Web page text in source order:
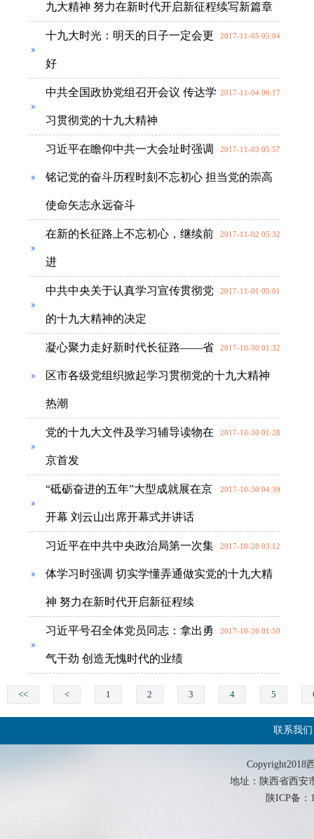
九大精神 努力在新时代开启新征程续写新篇章
2017-11-05 05:04
十九大时光：明天的日子一定会更
好
2017-11-04 06:17
中共全国政协党组召开会议 传达学
习贯彻党的十九大精神
2017-11-03 05:57
习近平在瞻仰中共一大会址时强调
铭记党的奋斗历程时刻不忘初心 担当党的崇高
使命矢志永远奋斗
2017-11-02 05:32
在新的长征路上不忘初心，继续前
进
2017-11-01 05:01
中共中央关于认真学习宣传贯彻党
的十九大精神的决定
2017-10-30 01:32
凝心聚力走好新时代长征路——省
区市各级党组织掀起学习贯彻党的十九大精神
热潮
2017-10-30 01:28
党的十九大文件及学习辅导读物在
京首发
2017-10-30 04:39
“砥砺奋进的五年”大型成就展在京
开幕 刘云山出席开幕式并讲话
2017-10-28 03:12
习近平在中共中央政治局第一次集
体学习时强调 切实学懂弄通做实党的十九大精
神 努力在新时代开启新征程续
2017-10-26 01:50
习近平号召全体党员同志：拿出勇
气干劲 创造无愧时代的业绩
<< < 1 2 3 4 5
联系我们
Copyright2018
地址：陕西省西安
陕ICP备：